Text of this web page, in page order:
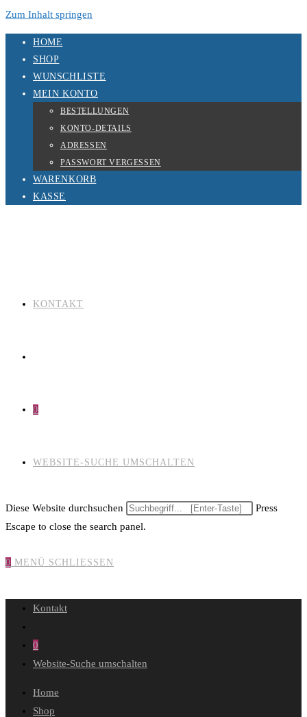
Zum Inhalt springen
HOME
SHOP
WUNSCHLISTE
MEIN KONTO
BESTELLUNGEN
KONTO-DETAILS
ADRESSEN
PASSWORT VERGESSEN
WARENKORB
KASSE
KONTAKT
0
WEBSITE-SUCHE UMSCHALTEN
Diese Website durchsuchen
Press
Escape to close the search panel.
0 MENÜ SCHLIESSEN
Kontakt
0
Website-Suche umschalten
Home
Shop